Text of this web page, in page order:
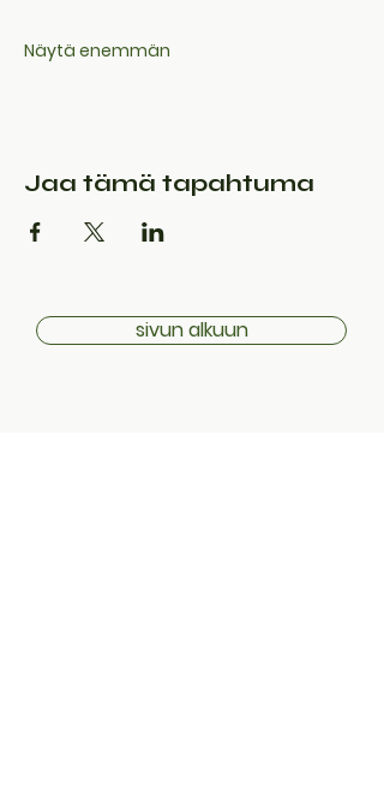
Näytä enemmän
Jaa tämä tapahtuma
sivun alkuun